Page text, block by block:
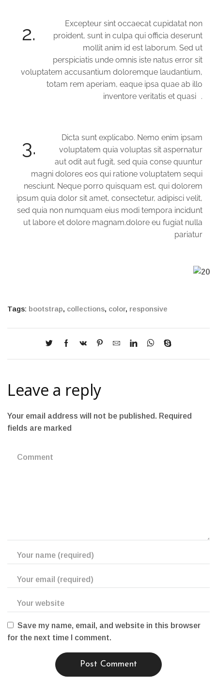
2.
Excepteur sint occaecat cupidatat non
proident, sunt in culpa qui officia deserunt
mollit anim id est laborum. Sed ut
perspiciatis unde omnis iste natus error sit
voluptatem accusantium doloremque laudantium,
totam rem aperiam, eaque ipsa quae ab illo
inventore veritatis et quasi .
3.
Dicta sunt explicabo. Nemo enim ipsam
voluptatem quia voluptas sit aspernatur
aut odit aut fugit, sed quia conse quuntur
magni dolores eos qui ratione voluptatem sequi
nesciunt. Neque porro quisquam est, qui dolorem
ipsum quia dolor sit amet, consectetur, adipisci velit,
sed quia non numquam eius modi tempora incidunt
ut labore et dolore magnam.dolore eu fugiat nulla
pariatur
Tags: bootstrap, collections, color, responsive
Leave a reply
Your email address will not be published. Required
fields are marked
Save my name, email, and website in this browser
for the next time I comment.